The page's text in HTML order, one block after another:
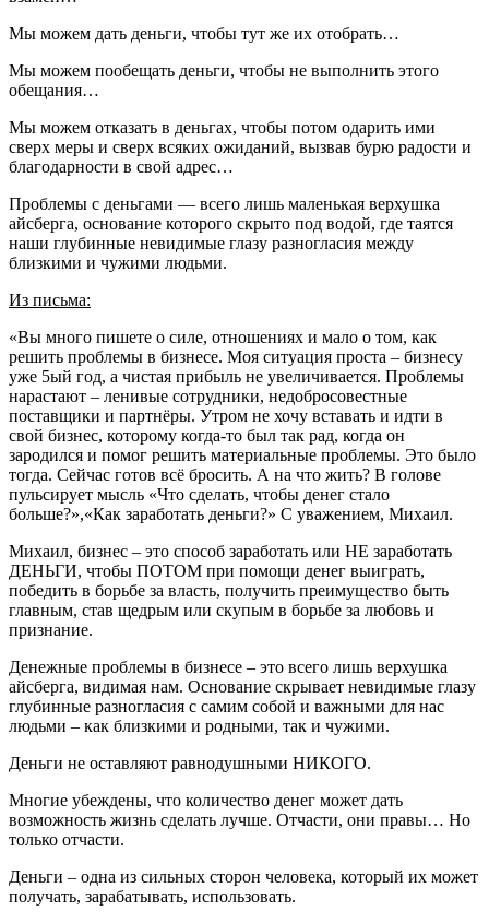
Мы можем дать деньги, чтобы тут же их отобрать…
Мы можем пообещать деньги, чтобы не выполнить этого
обещания…
Мы можем отказать в деньгах, чтобы потом одарить ими
сверх меры и сверх всяких ожиданий, вызвав бурю радости и
благодарности в свой адрес…
Проблемы с деньгами — всего лишь маленькая верхушка
айсберга, основание которого скрыто под водой, где таятся
наши глубинные невидимые глазу разногласия между
близкими и чужими людьми.
Из письма:
«Вы много пишете о силе, отношениях и мало о том, как
решить проблемы в бизнесе. Моя ситуация проста – бизнесу
уже 5ый год, а чистая прибыль не увеличивается. Проблемы
нарастают – ленивые сотрудники, недобросовестные
поставщики и партнёры. Утром не хочу вставать и идти в
свой бизнес, которому когда-то был так рад, когда он
зародился и помог решить материальные проблемы. Это было
тогда. Сейчас готов всё бросить. А на что жить? В голове
пульсирует мысль «Что сделать, чтобы денег стало
больше?»,«Как заработать деньги?» С уважением, Михаил.
Михаил, бизнес – это способ заработать или НЕ заработать
ДЕНЬГИ, чтобы ПОТОМ при помощи денег выиграть,
победить в борьбе за власть, получить преимущество быть
главным, став щедрым или скупым в борьбе за любовь и
признание.
Денежные проблемы в бизнесе – это всего лишь верхушка
айсберга, видимая нам. Основание скрывает невидимые глазу
глубинные разногласия с самим собой и важными для нас
людьми – как близкими и родными, так и чужими.
Деньги не оставляют равнодушными НИКОГО.
Многие убеждены, что количество денег может дать
возможность жизнь сделать лучше. Отчасти, они правы… Но
только отчасти.
Деньги – одна из сильных сторон человека, который их может
получать, зарабатывать, использовать.